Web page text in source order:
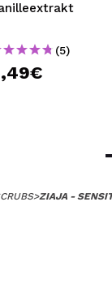
(5)
>ZIAJA -